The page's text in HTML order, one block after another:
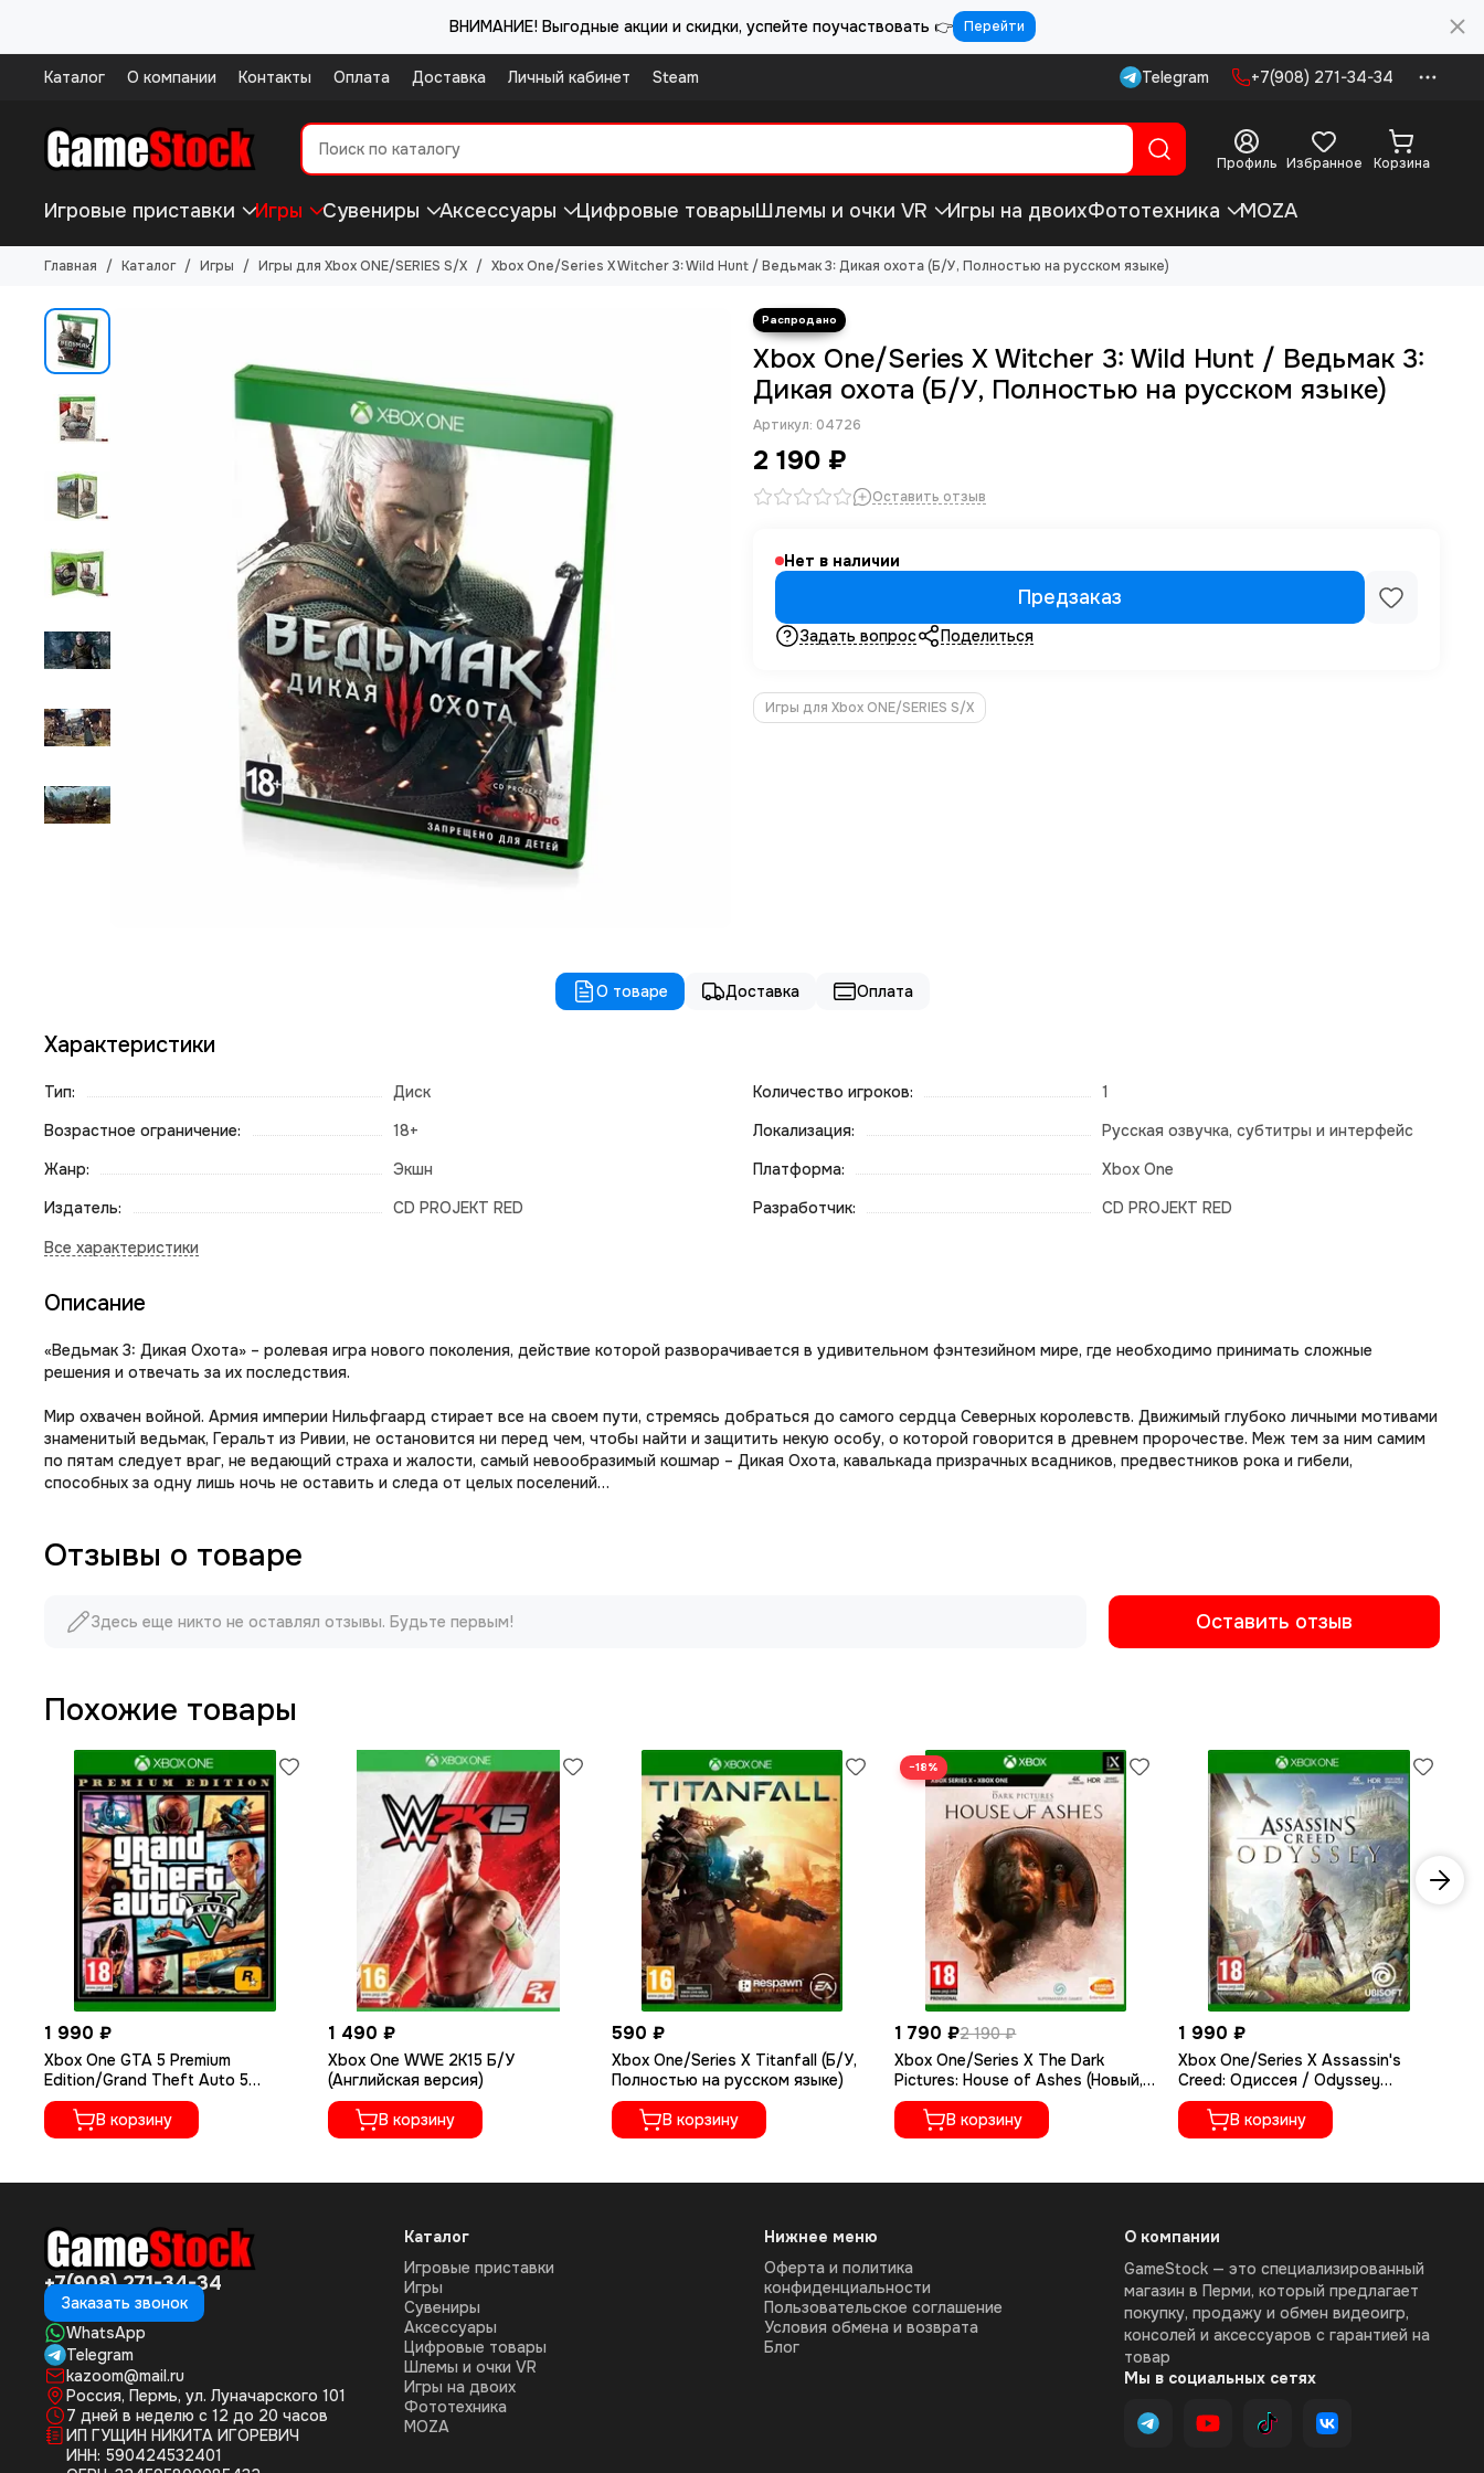
ВНИМАНИЕ! Выгодные акции и скидки, успейте поучаствовать 👉 Перейти
Каталог О компании Контакты Оплата Доставка Личный кабинет Steam Telegram +7(908) 271-34-34
Профиль Избранное Корзина
Игровые приставки Игры Сувениры Аксессуары Цифровые товарыШлемы и очки VR Игры на двоихФототехника MOZA
Главная Каталог Игры Игры для Xbox ONE/SERIES S/X Xbox One/Series X Witcher 3: Wild Hunt / Ведьмак 3: Дикая охота (Б/У, Полностью на русском языке)
Xbox One/Series X Witcher 3: Wild Hunt / Ведьмак 3:
Дикая охота (Б/У, Полностью на русском языке)
Артикул: 04726
2 190 ₽
Оставить отзыв
Нет в наличии
Предзаказ
Задать вопрос Поделиться
Игры для Xbox ONE/SERIES S/X
О товаре Доставка Оплата
Характеристики
Тип:
Диск
Возрастное ограничение:
18+
Жанр:
Экшн
Издатель:
CD PROJEKT RED
Количество игроков:
1
Локализация:
Русская озвучка, субтитры и интерфейс
Платформа:
Xbox One
Разработчик:
CD PROJEKT RED
Описание
«Ведьмак 3: Дикая Охота» – ролевая игра нового поколения, действие которой разворачивается в удивительном фэнтезийном мире, где необходимо принимать сложные
решения и отвечать за их последствия.
Мир охвачен войной. Армия империи Нильфгаард стирает все на своем пути, стремясь добраться до самого сердца Северных королевств. Движимый глубоко личными мотивами
знаменитый ведьмак, Геральт из Ривии, не остановится ни перед чем, чтобы найти и защитить некую особу, о которой говорится в древнем пророчестве. Меж тем за ним самим
по пятам следует враг, не ведающий страха и жалости, самый невообразимый кошмар – Дикая Охота, кавалькада призрачных всадников, предвестников рока и гибели,
способных за одну лишь ночь не оставить и следа от целых поселений…
Отзывы о товаре
Здесь еще никто не оставлял отзывы. Будьте первым! Оставить отзыв
Похожие товары
1 990 ₽
Xbox One GTA 5 Premium
Edition/Grand Theft Auto 5
(Новый, Русские субтитры)
В корзину
1 490 ₽
Xbox One WWE 2K15 Б/У
(Английская версия)
В корзину
590 ₽
Xbox One/Series X Titanfall (Б/У,
Полностью на русском языке)
В корзину
−18%
1 790 ₽2 190 ₽
Xbox One/Series X The Dark
Pictures: House of Ashes (Новый,
Полностью на русском языке)
В корзину
1 990 ₽
Xbox One/Series X Assassin's
Creed: Одиссея / Odyssey
(Новый, Полностью на русском
языке)В корзину
+7(908) 271-34-34
Заказать звонок
WhatsApp
Telegram
kazoom@mail.ru
Россия, Пермь, ул. Луначарского 101
7 дней в неделю с 12 до 20 часов
ИП ГУЩИН НИКИТА ИГОРЕВИЧ
ИНН: 590424532401
Каталог
Игровые приставки
Игры
Сувениры
Аксессуары
Цифровые товары
Шлемы и очки VR
Игры на двоих
Фототехника
MOZA
Нижнее меню
Оферта и политика
конфиденциальности
Пользовательское соглашение
Условия обмена и возврата
Блог
О компании
GameStock — это специализированный
магазин в Перми, который предлагает
покупку, продажу и обмен видеоигр,
консолей и аксессуаров с гарантией на
товар
Мы в социальных сетях